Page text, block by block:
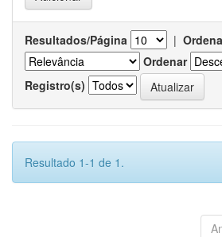
Resultados/Página |
Ordenar
Registro(s)
Resultado 1-1 de 1.